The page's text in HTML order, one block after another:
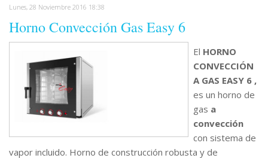
Lunes, 28 Noviembre 2016 18:38
Horno Convección Gas Easy 6
El HORNO
CONVECCIÓN
A GAS EASY 6 ,
es un horno de
gas a
convección
con sistema de
vapor incluido. Horno de construcción robusta y de